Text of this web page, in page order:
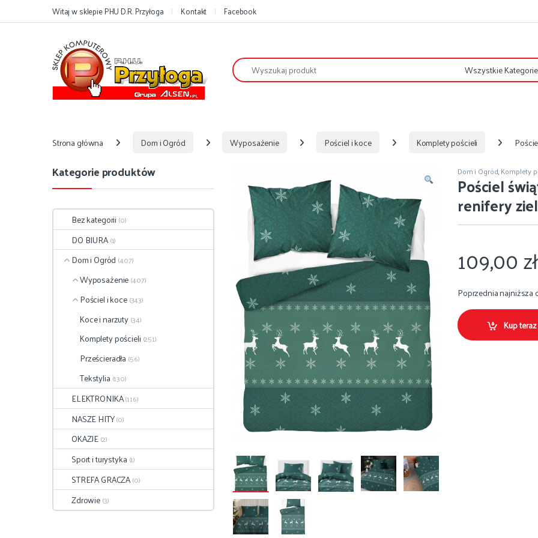
Przejdź do nawigacji
Przejdź do treściWitaj w sklepie PHU D.R. Przyłoga Kontakt Facebook
Szukaj:
Strona główna Dom i Ogród Wyposażenie Pościel i koce Komplety pościeli
Dom i Ogród,Komplety
Pościel
renifery
109,00zł
Poprzednia najniższa
Kup teraz
Kategorie produktów
Bez kategorii (0)
DO BIURA(1)
Dom i Ogród (407)
Wyposażenie(407)
Pościel i koce(343)
Koce i narzuty(34)
Komplety pościeli (251)
Prześcieradła (56)
Tekstylia (130)
ELEKTRONIKA(116)
NASZE HITY(0)
OKAZJE(2)
Sport i turystyka (1)
STREFA GRACZA(0)
Zdrowie(3)